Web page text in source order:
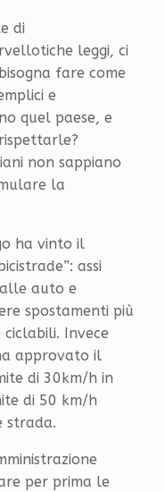
di
leggi, ci
fare come
e
quel paese, e
non sappiano
la
ha vinto il
assi
auto e
spostamenti più
Invece
approvato il
di 30km/h in
di 50 km/h
strada.
per prima le